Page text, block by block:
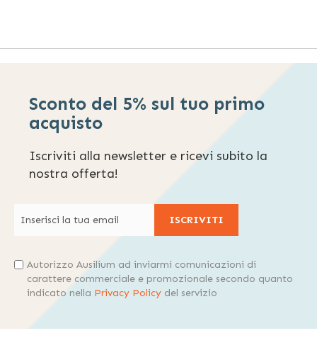
Sconto del 5% sul tuo primo
acquisto
Iscriviti alla newsletter e ricevi subito la
nostra offerta!
ISCRIVITI
Autorizzo Ausilium ad inviarmi comunicazioni di
carattere commerciale e promozionale secondo quanto
indicato nella Privacy Policy del servizio